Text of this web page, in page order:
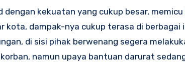
kekuatan yang cukup besar,
kota, dampak-nya cukup terasa di
di sisi pihak berwenang segera
namun upaya bantuan darurat